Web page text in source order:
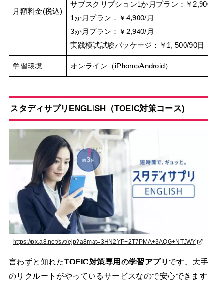
月額料金(税込)
サブスクリプション1か月プラン：￥2,900/
1か月プラン：￥4,900/月
3か月プラン：￥2,940/月
実践模試試験パッケージ：￥1, 500/90日
学習環境 オンライン（iPhone/Android）
スタディサプリENGLISH（TOEIC対策コース)
https://px.a8.net/svt/ejp?a8mat=3HN2YP+2T7PMA+3AQG+NTJWY
言わずと知れたTOEIC対策専用の学習アプリ です。大手
のリクルートがやっているサービスなので安心できます